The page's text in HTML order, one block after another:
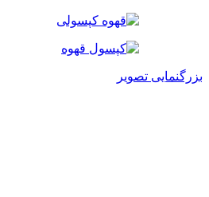
بزرگنمایی تصویر